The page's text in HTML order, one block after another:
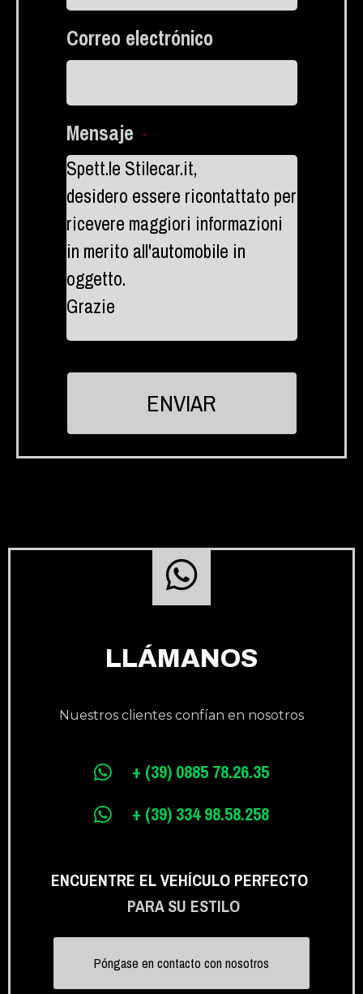
Correo electrónico
Mensaje *
LLÁMANOS
Nuestros clientes confían en nosotros
+ (39) 0885 78.26.35
+ (39) 334 98.58.258
ENCUENTRE EL VEHÍCULO PERFECTO
PARA SU ESTILO
Póngase en contacto con nosotros